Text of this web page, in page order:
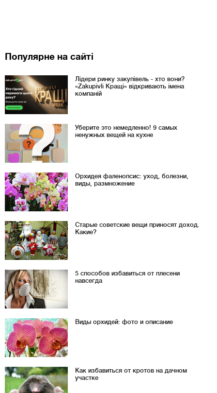
Популярне на сайті
Лідери ринку закупівель - хто вони?
«Zakupivli Кращі» відкривають імена
компаній
Уберите это немедленно! 9 самых
ненужных вещей на кухне
Орхидея фаленопсис: уход, болезни,
виды, размножение
Старые советские вещи приносят доход.
Какие?
5 способов избавиться от плесени
навсегда
Виды орхидей: фото и описание
Как избавиться от кротов на дачном
участке